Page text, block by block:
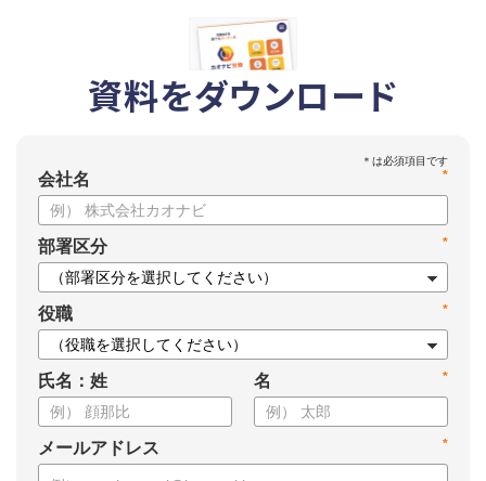
資料をダウンロード
*
会社名
*
部署区分
*
役職
氏名：姓 *
名
*
メールアドレス